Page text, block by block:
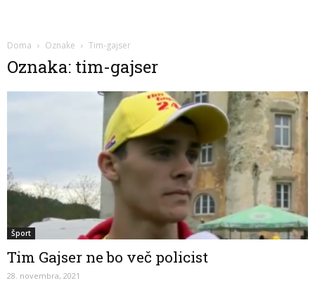
Doma Oznake Tim-gajser
Oznaka: tim-gajser
Šport
Tim Gajser ne bo več policist
28. novembra, 2021